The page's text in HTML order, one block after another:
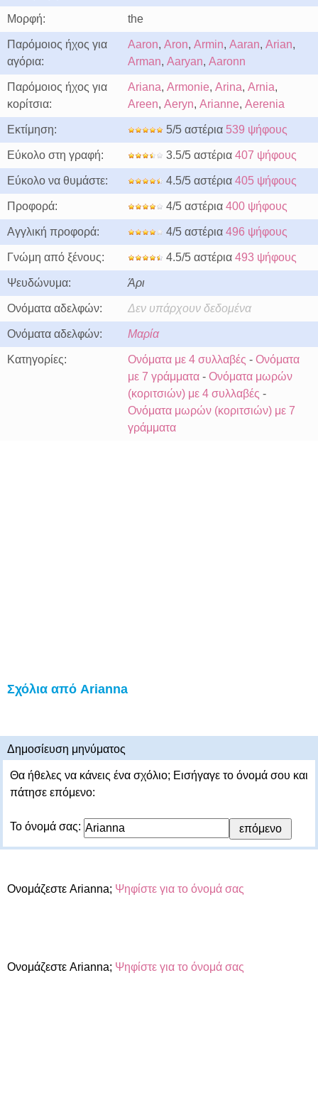
Μορφή: the
Παρόμοιος ήχος για
αγόρια:
Aaron, Aron, Armin, Aaran, Arian,
Arman, Aaryan, Aaronn
Παρόμοιος ήχος για
κορίτσια:
Ariana, Armonie, Arina, Arnia,
Areen, Aeryn, Arianne, Aerenia
Εκτίμηση: 5/5 αστέρια 539 ψήφους
Εύκολο στη γραφή: 3.5/5 αστέρια 407 ψήφους
Εύκολο να θυμάστε: 4.5/5 αστέρια 405 ψήφους
Προφορά: 4/5 αστέρια 400 ψήφους
Αγγλική προφορά: 4/5 αστέρια 496 ψήφους
Γνώμη από ξένους: 4.5/5 αστέρια 493 ψήφους
Ψευδώνυμα: Άρι
Ονόματα αδελφών: Δεν υπάρχουν δεδομένα
Ονόματα αδελφών: Μαρία
Κατηγορίες: Ονόματα με 4 συλλαβές - Ονόματα
με 7 γράμματα - Ονόματα μωρών
(κοριτσιών) με 4 συλλαβές -
Ονόματα μωρών (κοριτσιών) με 7
γράμματα
Σχόλια από Arianna
Δημοσίευση μηνύματος
Θα ήθελες να κάνεις ένα σχόλιο; Εισήγαγε το όνομά σου και
πάτησε επόμενο:
Το όνομά σας:
Ονομάζεστε Arianna; Ψηφίστε για το όνομά σας
Ονομάζεστε Arianna; Ψηφίστε για το όνομά σας